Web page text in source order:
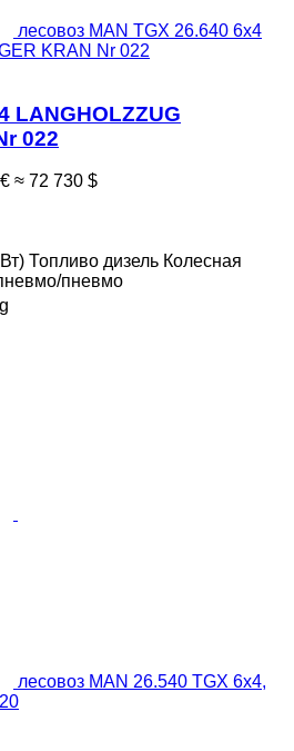
лесовоз MAN TGX 26.640 6x4
KRAN Nr 022
LANGHOLZZUG
022
≈ 72 730 $
Топливо дизель Колесная
пневмо
лесовоз MAN 26.540 TGX 6x4,